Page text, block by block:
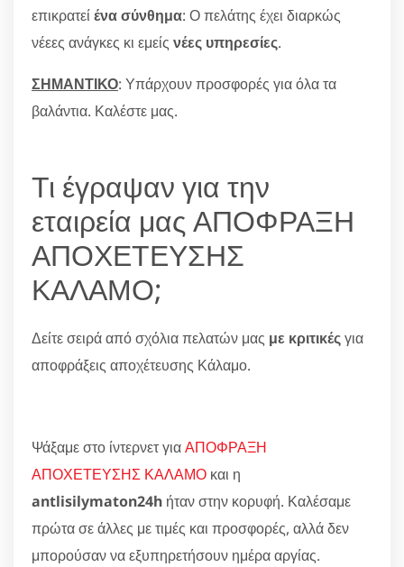
επικρατείένα σύνθημα: Ο πελάτης έχει διαρκώς
νέεες ανάγκες κι εμείς νέες υπηρεσίες.
ΣΗΜΑΝΤΙΚΟ: Υπάρχουν προσφορές για όλα τα
βαλάντια. Καλέστε μας.
Τι έγραψαν για την
εταιρεία μας ΑΠΟΦΡΑΞΗ
ΑΠΟΧΕΤΕΥΣΗΣ
ΚΑΛΑΜΟ;
Δείτε σειρά από σχόλια πελατών μας με κριτικέςγια
αποφράξεις αποχέτευσης Κάλαμο.
Ψάξαμε στο ίντερνετ γιαΑΠΟΦΡΑΞΗ
ΑΠΟΧΕΤΕΥΣΗΣ ΚΑΛΑΜΟ και η
antlisilymaton24h ήταν στην κορυφή. Καλέσαμε
πρώτα σε άλλες με τιμές και προσφορές, αλλά δεν
μπορούσαν να εξυπηρετήσουν ημέρα αργίας.